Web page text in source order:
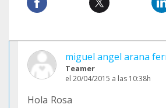
miguel angel arana
Teamer
el 20/04/2015 a las 10:38h
Hola Rosa